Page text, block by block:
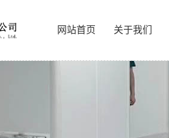
网站首页 关于我们